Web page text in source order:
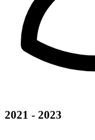
2021 - 2023